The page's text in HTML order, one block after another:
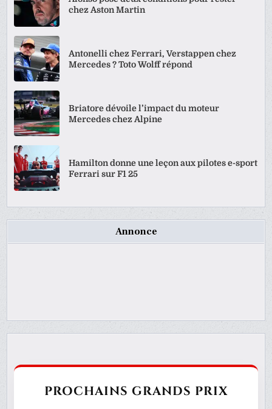
chez Aston Martin
Antonelli chez Ferrari, Verstappen chez
Mercedes ? Toto Wolff répond
Briatore dévoile l’impact du moteur
Mercedes chez Alpine
Hamilton donne une leçon aux pilotes e-sport
Ferrari sur F1 25
Annonce
PROCHAINS GRANDS PRIX